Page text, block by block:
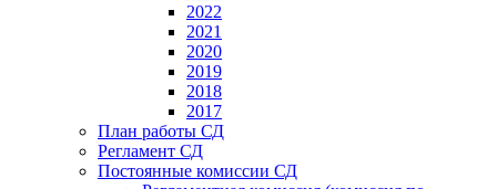
2022
2021
2020
2019
2018
2017
План работы СД
Регламент СД
Постоянные комиссии СД